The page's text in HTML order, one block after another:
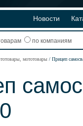
Новости
по компаниям
мототовары Прицеп